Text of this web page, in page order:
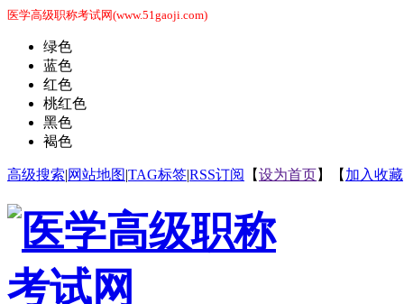
医学高级职称考试网(www.51gaoji.com)
绿色
蓝色
红色
桃红色
黑色
褐色
高级搜索|网站地图|TAG标签|RSS订阅 【设为首页】【 加入收藏